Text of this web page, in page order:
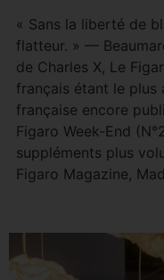
« Sans la liberté de
flatteur. » —
de Charles X, Le
français étant le plus
française encore
Figaro Week-End
suppléments plus
Figaro Magazine,